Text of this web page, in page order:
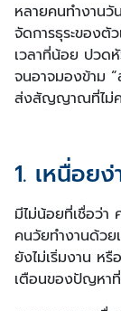
หลายคนทำงานวั
จัดการธุระของตั
เวลาที่น้อย ปวด
จนอาจมองข้าม “
ส่งสัญญาณที่ไม่
1. เหนื่อย
มีไม่น้อยที่เชื่อว่า
คนวัยทำงานด้ว
ยังไม่เริ่มงาน ห
เตือนของปัญหา